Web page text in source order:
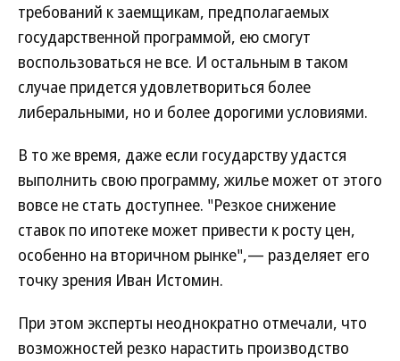
требований к заемщикам, предполагаемых
государственной программой, ею смогут
воспользоваться не все. И остальным в таком
случае придется удовлетвориться более
либеральными, но и более дорогими условиями.
В то же время, даже если государству удастся
выполнить свою программу, жилье может от этого
вовсе не стать доступнее. "Резкое снижение
ставок по ипотеке может привести к росту цен,
особенно на вторичном рынке",— разделяет его
точку зрения Иван Истомин.
При этом эксперты неоднократно отмечали, что
возможностей резко нарастить производство